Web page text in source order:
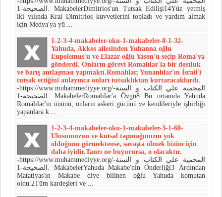
الصحيحة-1. MakabelerDimitrios'un Tutsak Edilişi14Yüz yetmiş
iki yılında Kral Dimitrios kuvvetlerini topladı ve yardım almak
için Medya'ya yü ...
1-2-3-4-makabeler-oku-1-makabeler-8-1-32-
Yahuda, Akkos ailesinden Yuhanna oğlu
Eupolemus'u ve Elazar oğ­lu Yason'u seçip Roma'ya
gönderdi. Onların görevi Romalılar'la bir dost­luk
ve barış antlaşması yapmaktı.Ro­malılar, Yunanlılar'ın İsrail'i
tutsak ettiğini anlayınca onları tutsaklıktan kurtaracaklardı.
-https://www.muhammediyye.org/-المحمية علي الكتاب و السنة
الصحيحة-1. MakabelerRomalılar'a Övgü8 Bu ortamda Yahuda
Romalılar'ın ününü, onların askeri gücünü ve kendileriyle işbirliği
yapanlara k ...
1-2-3-4-makabeler-oku-1-makabeler-3-1-60-
Ulusumuzun ve kutsal tapınağımı­zın yok
olduğunu görmektense, sa­vaşta ölmek bizim için
daha iyidir.Tanrı ne buyurursa, o olacaktır.
-https://www.muhammediyye.org/-المحمية علي الكتاب و السنة
الصحيحة-1. MakabelerYahuda Makabe'nin Önderliği3 Ardından
Matatiyas'ın Makabe diye bilinen oğlu Yahuda komu­tan
oldu.2Tüm kardeşleri ve ...